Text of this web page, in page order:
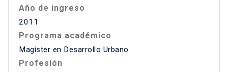
Año de ingreso
2011
Programa académico
Magíster en Desarrollo Urbano
Profesión